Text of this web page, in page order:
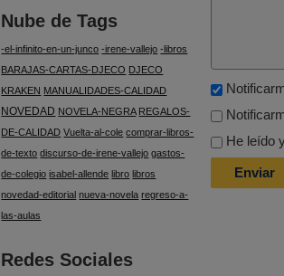
Nube de Tags
-el-infinito-en-un-junco -irene-vallejo -libros
BARAJAS-CARTAS-DJECO DJECO
KRAKEN MANUALIDADES-CALIDAD
NOVEDAD NOVELA-NEGRA REGALOS-
DE-CALIDAD Vuelta-al-cole comprar-libros-
de-texto discurso-de-irene-vallejo gastos-
de-colegio isabel-allende libro libros
novedad-editorial nueva-novela regreso-a-
las-aulas
Redes Sociales
He leído